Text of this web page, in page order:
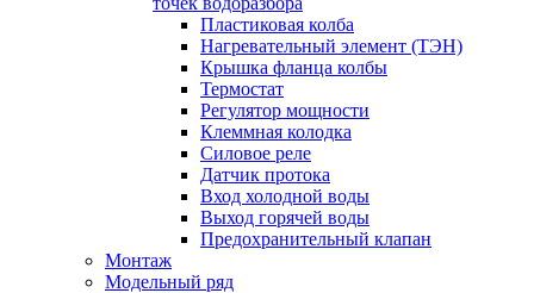
Пластиковая колба
Нагревательный элемент (ТЭН)
Крышка фланца колбы
Термостат
Регулятор мощности
Клеммная колодка
Силовое реле
Датчик протока
Вход холодной воды
Выход горячей воды
Предохранительный клапан
Монтаж
Модельный ряд